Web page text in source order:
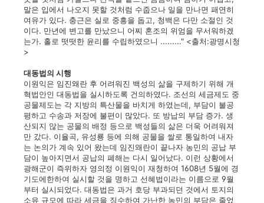
말은 입에서 나오지 못할 것처럼 수줍으나 일을 만나면 패연히
여유가 있다. 충근은 실로 중흥을 돕고, 청백은 다만 소절인 것
이다. 만년에 변고를 만났으니 어찌 혼조의 위엄을 무서워하겠
는가. 홀로 떳떳한 윤리를 수립하였으니 ........." <출처:광명시청
>
대동법의 시행
이원익은 임진왜란 후 어려워진 백성의 삶을 구제하기 위해 개
혁법안인 대동법을 실시하도록 건의하였다. 조선의 세금제도 중
공물제도는 각 지방의 특산물을 바치게 하였는데, 부담이 불공
평하고 수송과 저장에 불편이 많았다. 또 방납의 부담 증가. 생
산되지 않는 공물의 배정 등으로 백성들의 삶은 더욱 어려워져
만 갔다. 이율곡, 유성룡 등에 의해 공물을 쌀로 통일하여 내자
는 논의가 계속 있어 왔는데 임진왜란이 끝나자 농민의 공납 부
담이 높아지면서 공납의 폐해는 다시 일어났다. 이런 상황에서
광해군이 즉위하자 영의정 이원익이 재청하여 1608년 5월에 경
기도에한하여 실시할 것을 명하고 선혜법이라는 이름으로 9월
부터 실시되었다. 대동법은 과거 호당 부과되던 것에서 토지의
소유 규모에 따라 세금을 징수하여 가난한 농민의 부담은 줄었